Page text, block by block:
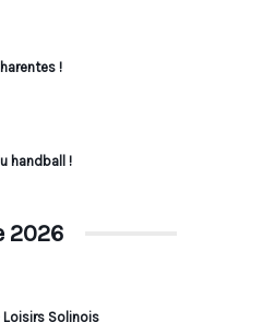
!
handball !
2026
Loisirs Solinois